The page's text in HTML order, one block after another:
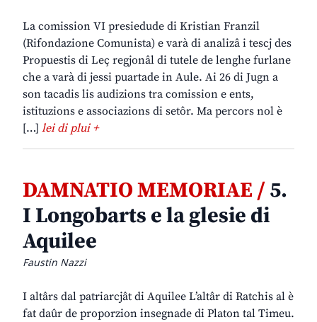
La comission VI presiedude di Kristian Franzil
(Rifondazione Comunista) e varà di analizâ i tescj des
Propuestis di Leç regjonâl di tutele de lenghe furlane
che a varà di jessi puartade in Aule. Ai 26 di Jugn a
son tacadis lis audizions tra comission e ents,
istituzions e associazions di setôr. Ma percors nol è
[…] lei di plui +
DAMNATIO MEMORIAE /5.
I Longobarts e la glesie di
Aquilee
Faustin Nazzi
I altârs dal patriarcjât di Aquilee L’altâr di Ratchis al è
fat daûr de proporzion insegnade di Platon tal Timeu.